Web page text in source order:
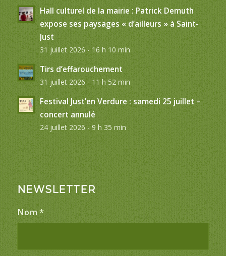
Hall culturel de la mairie : Patrick Demuth
expose ses paysages « d’ailleurs » à Saint-
Just
31 juillet 2026 - 16 h 10 min
Tirs d’effarouchement
31 juillet 2026 - 11 h 52 min
Festival Just’en Verdure : samedi 25 juillet –
concert annulé
24 juillet 2026 - 9 h 35 min
NEWSLETTER
Nom *